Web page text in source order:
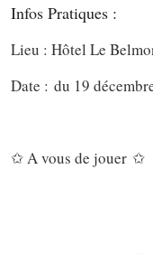
Infos Pratiques :
Lieu : Hôtel Le
Date : du 19
✩ A vous de jouer ✩